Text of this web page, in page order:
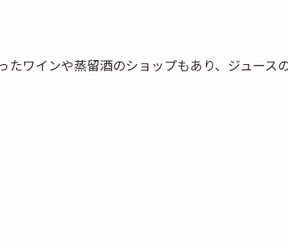
ワインや蒸留酒のショップもあり、ジュース